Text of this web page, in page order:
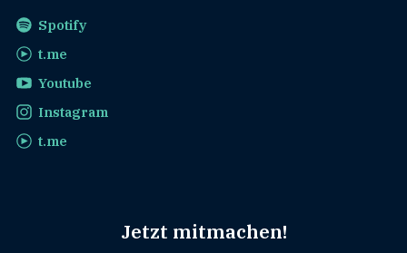
Spotify
t.me
Youtube
Instagram
t.me
Jetzt mitmachen!